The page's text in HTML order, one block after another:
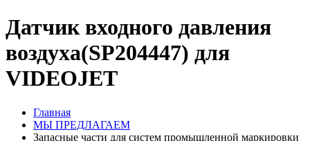
Датчик входного давления
воздуха(SP204447) для
VIDEOJET
Главная
МЫ ПРЕДЛАГАЕМ
Запасные части для систем промышленной маркировки